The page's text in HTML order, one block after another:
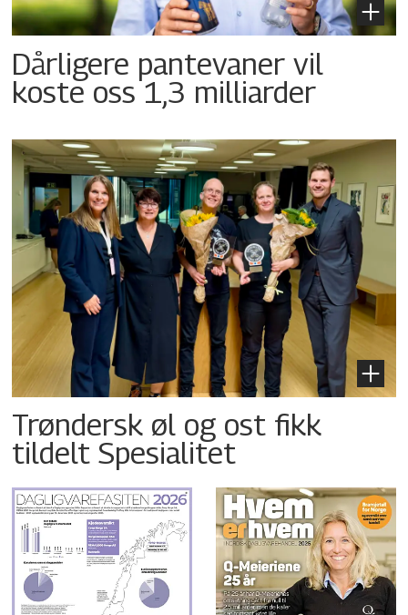
Dårligere pantevaner vil
koste oss 1,3 milliarder
Trøndersk øl og ost fikk
tildelt Spesialitet